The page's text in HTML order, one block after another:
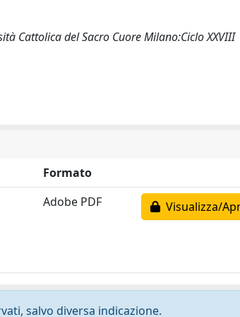
Cattolica del Sacro Cuore Milano:Ciclo XXVIII
Formato
Adobe PDF Visualizza/
salvo diversa indicazione.